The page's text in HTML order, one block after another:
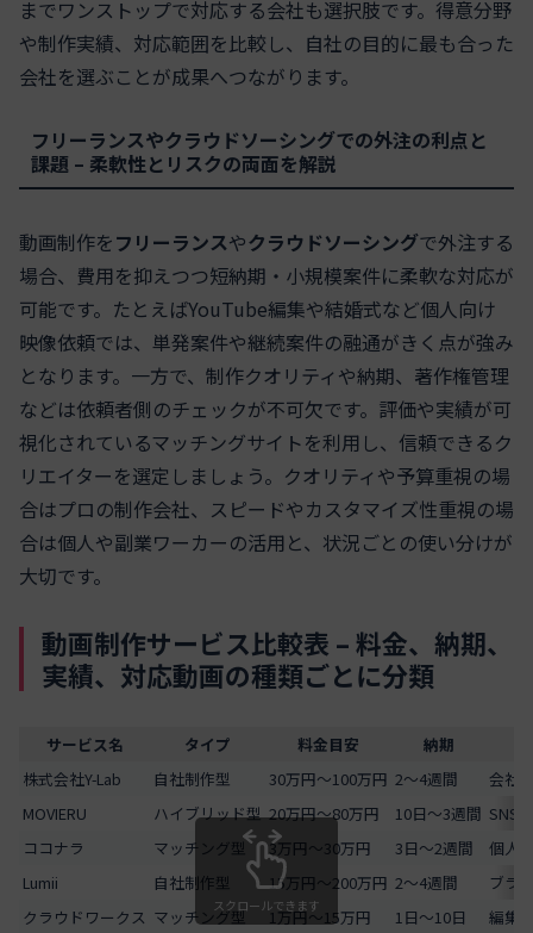
までワンストップで対応する会社も選択肢です。得意分野
や制作実績、対応範囲を比較し、自社の目的に最も合った
会社を選ぶことが成果へつながります。
フリーランスやクラウドソーシングでの外注の利点と
課題 – 柔軟性とリスクの両面を解説
動画制作をフリーランスやクラウドソーシングで外注する
場合、費用を抑えつつ短納期・小規模案件に柔軟な対応が
可能です。たとえばYouTube編集や結婚式など個人向け
映像依頼では、単発案件や継続案件の融通がきく点が強み
となります。一方で、制作クオリティや納期、著作権管理
などは依頼者側のチェックが不可欠です。評価や実績が可
視化されているマッチングサイトを利用し、信頼できるク
リエイターを選定しましょう。クオリティや予算重視の場
合はプロの制作会社、スピードやカスタマイズ性重視の場
合は個人や副業ワーカーの活用と、状況ごとの使い分けが
大切です。
動画制作サービス比較表 – 料金、納期、
実績、対応動画の種類ごとに分類
サービス名 タイプ 料金目安
納期
株式会社Y-Lab
自社制作型 30万円～100万円 2～4週間
会社
MOVIERU
ハイブリッド型 20万円～80万円 10日～3週間 SNS
ココナラ
マッチング型 3万円～30万円 3日～2週間
個人/
Lumii
自社制作型 15万円～200万円 2～4週間
ブラ
クラウドワークス マッチング型 1万円～15万円 1日～10日
編集
スクロールできます